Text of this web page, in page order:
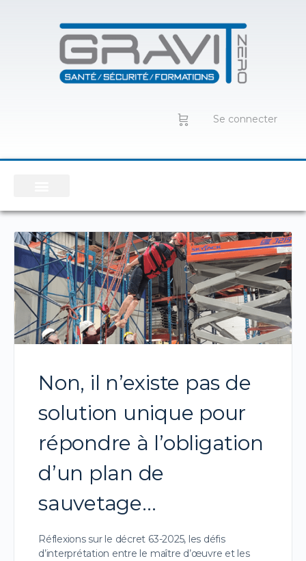
Se connecter
Non, il n’existe pas de
solution unique pour
répondre à l’obligation
d’un plan de
sauvetage…
Réflexions sur le décret 63-2025, les défis
d’interprétation entre le maître d’œuvre et les